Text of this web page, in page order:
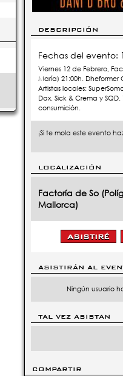
DESCRIPCIÓN
Fechas del evento:
Viernes 12 de Febrero,
María) 21:00h. Dheformer
Artistas locales:
Dax, Sick & Crema y
consumición.
¡Si te mola este evento
LOCALIZACIÓN
Factoría de So
Mallorca)
ASISTIRÁN AL
Ningún usuario
TAL VEZ ASISTAN
COMPARTIR